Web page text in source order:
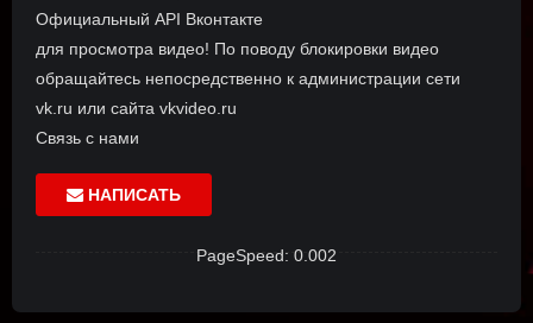
Официальный API Вконтакте
для просмотра видео! По поводу блокировки видео
обращайтесь непосредственно к администрации сети
vk.ru или сайта vkvideo.ru
Связь с нами
НАПИСАТЬ
PageSpeed: 0.002